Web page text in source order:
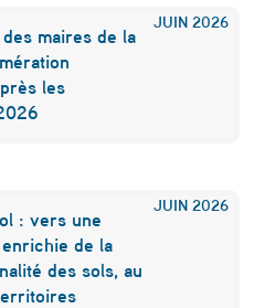
JUIN 2026
maires de la
les
JUIN 2026
: vers une
de la
des sols, au